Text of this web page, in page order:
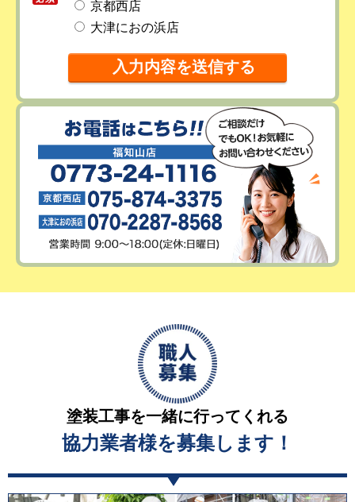
京都西店
大津におの浜店
塗装工事を一緒に行ってくれる
協力業者様を募集します！